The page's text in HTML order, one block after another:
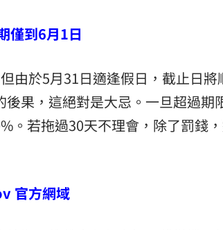
僅到6月1日
由於5月31日適逢假日，截止日
果，這絕對是大忌。一旦超過期
。若拖過30天不理會，除了罰錢
官方網域